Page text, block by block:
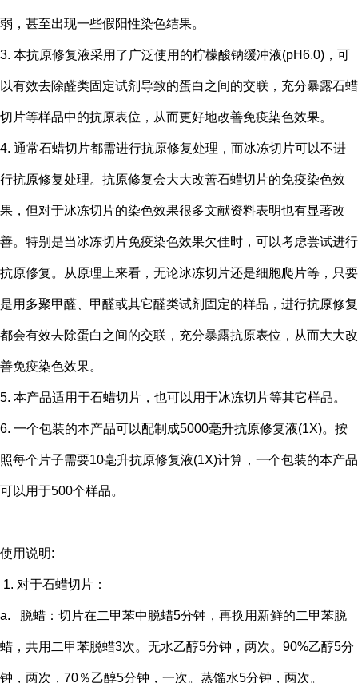
弱，甚至出现一些假阳性染色结果。
3. 本抗原修复液采用了广泛使用的柠檬酸钠缓冲液(pH6.0)，可
以有效去除醛类固定试剂导致的蛋白之间的交联，充分暴露石蜡
切片等样品中的抗原表位，从而更好地改善免疫染色效果。
4. 通常石蜡切片都需进行抗原修复处理，而冰冻切片可以不进
行抗原修复处理。抗原修复会大大改善石蜡切片的免疫染色效
果，但对于冰冻切片的染色效果很多文献资料表明也有显著改
善。特别是当冰冻切片免疫染色效果欠佳时，可以考虑尝试进行
抗原修复。从原理上来看，无论冰冻切片还是细胞爬片等，只要
是用多聚甲醛、甲醛或其它醛类试剂固定的样品，进行抗原修复
都会有效去除蛋白之间的交联，充分暴露抗原表位，从而大大改
善免疫染色效果。
5. 本产品适用于石蜡切片，也可以用于冰冻切片等其它样品。
6. 一个包装的本产品可以配制成5000毫升抗原修复液(1X)。按
照每个片子需要10毫升抗原修复液(1X)计算，一个包装的本产品
可以用于500个样品。
使用说明:
1. 对于石蜡切片：
a. 脱蜡：切片在二甲苯中脱蜡5分钟，再换用新鲜的二甲苯脱
蜡，共用二甲苯脱蜡3次。无水乙醇5分钟，两次。90%乙醇5分
钟，两次，70％乙醇5分钟，一次。蒸馏水5分钟，两次。